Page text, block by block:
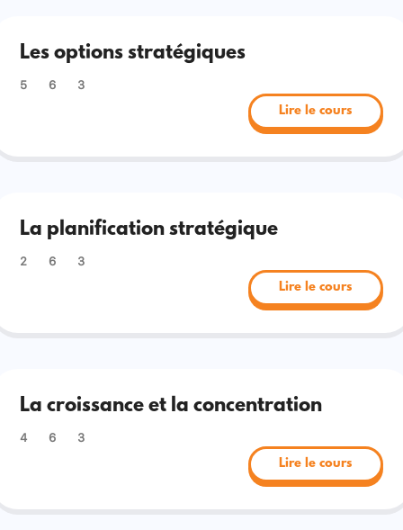
Les options stratégiques
5 6 3
Lire le cours
La planification stratégique
2 6 3
Lire le cours
La croissance et la concentration
4 6 3
Lire le cours